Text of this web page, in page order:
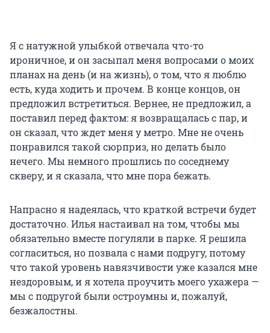
Я с натужной улыбкой отвечала что-то
ироничное, и он засыпал меня вопросами о моих
планах на день (и на жизнь), о том, что я люблю
есть, куда ходить и прочем. В конце концов, он
предложил встретиться. Вернее, не предложил, а
поставил перед фактом: я возвращалась с пар, и
он сказал, что ждет меня у метро. Мне не очень
понравился такой сюрприз, но делать было
нечего. Мы немного прошлись по соседнему
скверу, и я сказала, что мне пора бежать.
Напрасно я надеялась, что краткой встречи будет
достаточно. Илья настаивал на том, чтобы мы
обязательно вместе погуляли в парке. Я решила
согласиться, но позвала с нами подругу, потому
что такой уровень навязчивости уже казался мне
нездоровым, и я хотела проучить моего ухажера —
мы с подругой были остроумны и, пожалуй,
безжалостны.